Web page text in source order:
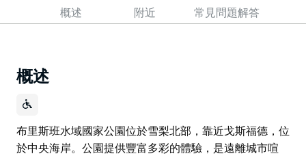
概述 附近 常見問題解答
概述
布里斯班水域國家公園位於雪梨北部，靠近戈斯福德，位
於中央海岸。公園提供豐富多彩的體驗，是遠離城市喧